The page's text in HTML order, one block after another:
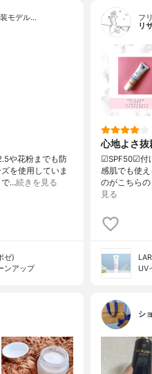
モデル…
や花粉までも防
を使用していま
で…続きを見る
ゼ)
ンアップ
フ
リ
心地よさ
☑︎SPF50☑︎付
感肌でも使
のがこちら
見る
UV
シ